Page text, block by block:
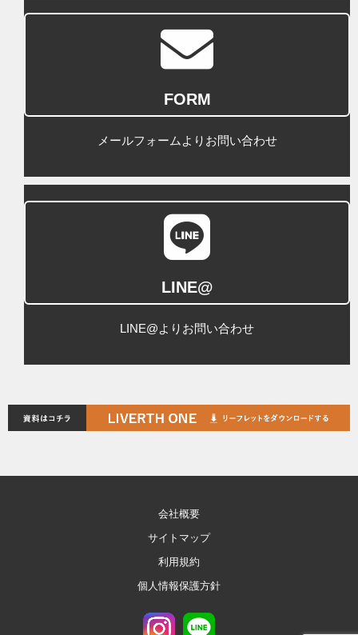
FORM
メールフォームよりお問い合わせ
LINE@
LINE@よりお問い合わせ
会社概要
サイトマップ
利用規約
個人情報保護方針